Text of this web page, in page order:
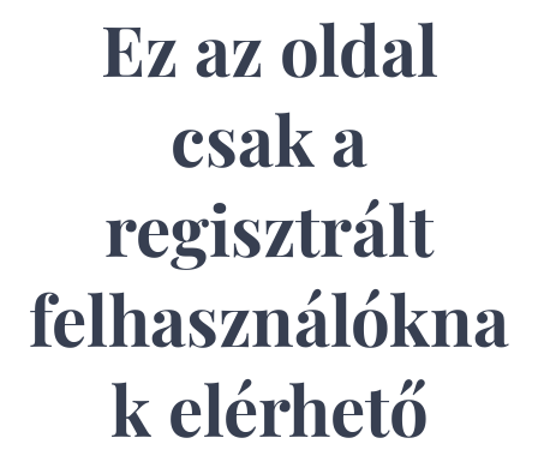
Ez az oldal
csak a
regisztrált
felhasználókna
k elérhető